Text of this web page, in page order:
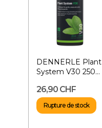
DENNERLE Plant
System V30 250
pour...
26,90 CHF
Rupture de stock